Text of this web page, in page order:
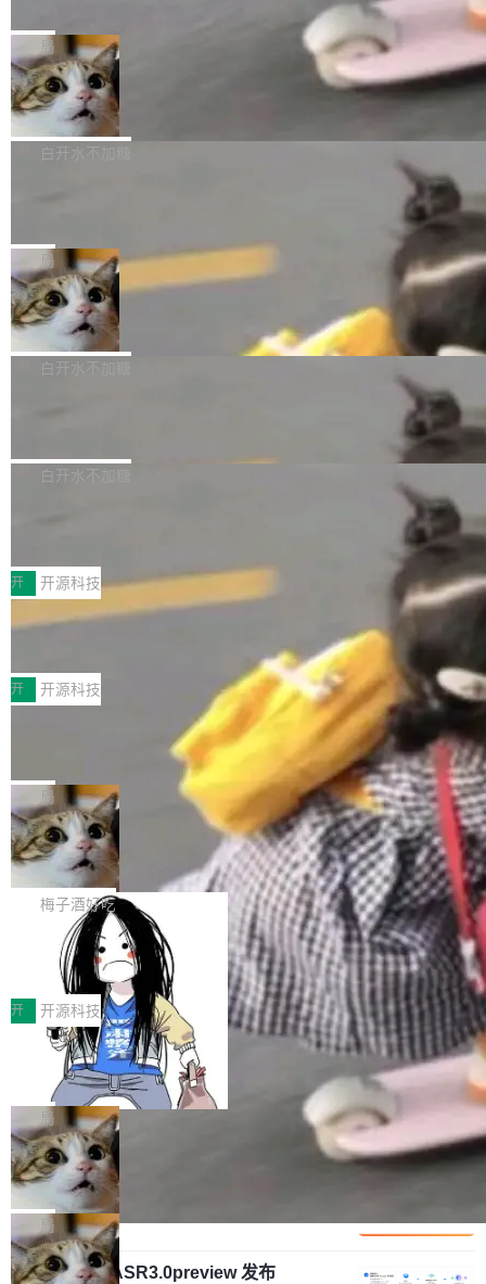
库的竞争和爆炸半径问题在设计层面就被消除
了。 闲置的 cell 会休眠到几乎不占资源。当 cel
l 迁移或唤醒时，新宿主从 S3 恢复 SQLite 数据
库继续执行。存储库是持久化的唯一真相...
Fold8 / Z Flip8）外，其余要么是中低端机器，
例如iQOO Z11i、REDMI Note 17、REDMI No
te 17 Pro、OPPO K15，要么是vivo X300 E这
样的次旗舰。 Galaxy Z Fold8 Ultra / Z Fold8 /
Z Flip8三款折叠屏新机均在7月22日发布，且全
部搭载骁龙8 Elite Gen5 for Galaxy，它们本该
Zed 编辑器团队发布了新项目——DeltaDB，一
个在 git commit 之间记录每一次编辑操作的版
本控制系统。目前处于 Early Access 阶段。 De
ltaDB 的核心思路直接写在 landing page 最显
眼的位置：「Software is made between com
mits」——软件是在 commit 之间写出来的。git
是把这段空隙补上。 回退到任何一次编辑：Delt
aDB 捕获 commit 之间的每一次操作，...
局
SpaceXAI 单季资本开支达 183 亿美元
根据风险投资人Tomer Tunguz 博客（VC 分
析）披露的最新分析与第二季度业绩报告，Spac
微软同期总资本开支的四成。 与亚马逊、Alpha
bet、微软以及 Meta 等传统科技巨头相比，Spa
ceXAI的资金消耗速度尤为引人瞩目。然而，支
撑庞大支出的资金来源却呈现出截然不同的面
貌。数据显示，微软和 Meta 主要依托充沛的经
白开水不加糖
一个在终端里运行的编程 agent；Muse Spark
1.2，驱动这个 agent 的新模型。一句话概括：
你可以用 curl -fsSL https://dev.meta.ai/install.
sh | bash 安装一个能在大项目里自动规划、写
代码、验证结果的 AI 终端工具。 据介绍，Muse
个主 agent 循环，外加一组后台 agent。这些后
局
美团开源 LoHoSearch，用知识图谱校
准 AI 能力认知
机器出题的前提，是让机器拥有全局视野。整个
构建流程可以分为四个环节：建图 → 控制难度
白开水不加糖
库，并将作为transport接入Mooncake TENT。
MPComm将作为一种传输引擎接入Mooncake T
ENT，实现零拷贝传输性能提升30%、非零拷贝
传输性能最高提升5倍。UCL-MPComm底层基
于自研UCL-Engine通信引擎，后续腾讯网平将
持续开源更多基于UCL-Engine的高性能通信组
件。 腾讯网平团队在UCL-MPComm中实现了一
个独立于业务线程的全局通信引擎（Engine），
白开水不加糖
型案例入选名单》，深信服“面向企业研发场景的
开源 AI 编程平台 CoStrict 应用”凭借卓越的技术
创新与落地成效成功入选。 全链路私有化部署，
助力企业AI研发安全落地 当前，越来越多企业已
经开始引入 AI Coding 工具，通过调用公有云模
型或企业内部部署模型提升研发效率。但随着 AI
Coding 从个人辅助工具逐步走向团队级、组织
级应用，企业在规模化落地过程中，对安全性、
可控性和代码质量提出了更高要求。 首先是数据
安全与合规要求。对于大多数普通研发场景，公
有云模型能够满足快速试用和效率提升的需求。
但对于金融、能源、医疗等对数据安全要求较...
开 开源科技
深信服AI算力网关入选工信部人工智能
前不久，工业和信息化部正式发布《2025年人工
智能应用典型案例名单》，集中展示人工智能在
各领域的应用成果，覆盖技术底座、行业赋能、
产品应用、支撑保障、专题等五大方向。深信服
AI算力网关（AI创新平台）成功入选！ 随着各行
各业的Agent走向规模化建设，算力构成形态逐
渐丰富，用户关注的重点也在发生变化：不只是
让AI用起来，还要进一步看清混合算力时代下，
Token花在哪里、算力是否被充分利用，以及持
续增长的AI成本该如何优化。 深信服AI算力网关
正是围绕这些实际问题，从Token治理和成本治
理两个方面，让用户的每一份算力都看得清、管
得住、用得稳、省得下、更安全！ 一、从现在开
始，Token使用一目...
开 开源科技
Jeff Dean 离开 Google：一个时代的结
束，一个实验室的开始
Google 员工编号 20。MapReduce 作者之一。
Bigtable 作者之一。TensorFlow 的作者之一。
Gemini 的架构师。Google 首席科学家。 Jeff D
ean 在 Google 工作了 27 年后，宣布离职。 他
不是一个人走。一同离开的还有 Sanjay Ghema
wat（Google 员工编号 23，Jeff Dean 二十多
年的编程搭档，MapReduce 和 Bigtable 的共同
作者）、Quoc Le（Google 大脑核心成员，Se
q2Seq 和 DocAI 的共同发明人）以及 Oriol Vin
yals（Gemini 联合负责人，AlphaSta...
局
🔥 SolonCode v2026.8.4 发布：界面
字体可调、22 种语言、记忆搜索增强
打开终端就能上岗的全中文编码智能体，这一轮
把「看得清、用母语、记得住」三件事一次补
齐。 SolonCode 是什么 SolonCode 是杭州无
耳科技研发的企业级终端编码智能体——一位全
中文驱动的数字员工，自主理解需求、规划步
骤、编写代码。不挑模型、不挑平台，curl 一行
装完即用。 开源地址：Gitee · GitCode · GitHu
b 安装 支持 Java 8+（8~26）、macOS / Linu
x / Windows / Harmony PC。 # macOS / Linu
x / Harmony PC curl -fsSL https://solon.noea
r.org/solon...
梅子酒好吃
让“代码语义理解”深度释放AI Coding
价值潜能：华为云码道（CodeArts）
代码仓技术解析
一、代码仓深度理解技术的作用与价值 在软件工
程实践中，代码仓是企业核心知识资产的主要载
体。企业级代码仓库通常包含数十万乃至数百万
个文件，其规模远超单次模型调用可承载的上下
文窗口。随着项目规模的持续扩张与代码历史的
不断累积，代码仓中的模块关系、接口契约、业
务逻辑等关键信息往往分散于数十乃至数百个文
件之中，形成高度复杂的知识关联网络。传统的
代码检索手段（如关键词匹配、目录遍历）仅能
在语法层面完成文本定位，难以触及代码的语义
内涵与结构关联，导致开发者使用代码智能体在
理解大规模代码仓时面临显著"代码仓理解"瓶
开 开源科技
一条“删库”命令跑 17 小时，算法工程
师删光 89TB 数据只为干私活
最高人民检察院8月4日公布了一起案件：北京一
名90后算法工程师王某，为了给自己接的私活腾
服务器空间，删光了公司AI游戏部门的全部核心
数据。 王某2024年1月入职东城区某科技公司AI
短剧部门，有互联网大厂背景。在公司内部架构
调整期间，部门三次通知全员将数据从A集群迁
移到B集群，王某都回复了"收到"。 他没有迁移
数据。2024年9月3日下午4点，他使用此前登录
局
Cloudflare 分享推理优化实践：KV ca
che 量化 + 权重压缩，吞吐量提升 4
1%，成本降 30%
Kimi 和 GLM 是当前最强的大模型系列之一，但
它们有一个共同的问题：太吃显存了。月之暗面
的 Kimi K 系列和智谱的 GLM 都是长上下文、M
oE 架构的大模型，好用到让人上瘾，但 GPU 显
局
腾讯混元 Hy ASR3.0preview 发布